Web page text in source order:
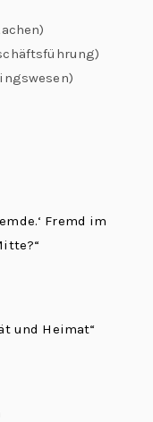
Fremd im
und Heimat“